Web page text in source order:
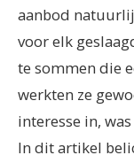
aanbod
voor elk
te sommen die
werkten ze
interesse in,
In dit artikel